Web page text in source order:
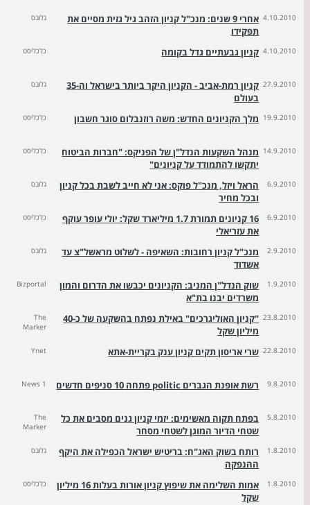
4.10.2010
אחרי 9 שנים: מנכ"ל קניון הזהב גיל גזית מסיים את
תפקידו
גלובס
4.10.2010 קניון גבעתיים גדל בקומה כלכליסט
27.9.2010
קניון רמת-אביב - הקניון היקר ביותר בישראל וה-35
בעולם
גלובס
19.9.2010 מלך הקניונים החדש: משה רוזנבלום סוגר חשבון כלכליסט
14.9.2010 מנהל השקעות הנדל"ן של הפניקס: "חברות הביטוח
יתקשו להתמודד על קניונים"
כלכליסט
6.9.2010
הראל ויזל, מנכ"ל פוקס: אני לא חייב לשבת בכל קניון
ובכל מחיר
גלובס
6.9.2010
16 קניונים תמורת 1.7 מיליארד שקל: יולי עופר עוקף
את עזריאלי
כלכליסט
2.9.2010
מנכ"ל קניון רחובות: השאיפה - לשלוט מראשל"צ עד
אשדוד
גלובס
1.9.2010
שוק הנדל"ן המניב: הקניונים יכבשו את הדרום והמון
משרדים יבנו בת"א
Bizportal
23.8.2010
"קניון האוליגרכים" באילת נפתח בהשקעה של כ-40
מיליון שקל
The
Marker
22.8.2010 שרי אריסון תקים קניון ענק בקריית-אתא Ynet
9.8.2010 רשת אופנת הגברים politic פתחה 10 סניפים חדשים News 1
5.8.2010
בפתח תקוה מאשימים: יזמי קניון גנים מסבים את כל
שטחי הדיור המוגן לשטחי מסחר
The
Marker
1.8.2010
רותח בשוק האג"ח: בריטיש ישראל הכפילה את היקף
ההנפקה
גלובס
1.8.2010
אמות השלימה את שיפוץ קניון אורות בעלות 16 מיליון
שקל
כלכליסט